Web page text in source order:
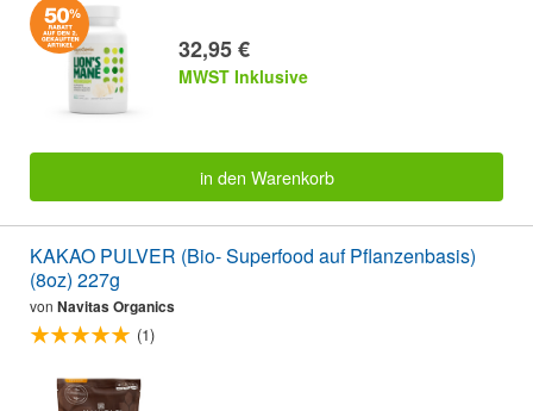
32,95 €
MWST Inklusive
in den Warenkorb
KAKAO PULVER (Bio- Superfood auf Pflanzenbasis)
(8oz) 227g
von Navitas Organics
(1)